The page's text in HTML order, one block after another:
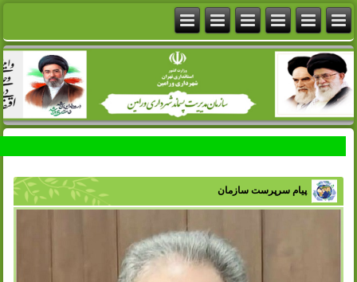
پیام سرپرست سازمان